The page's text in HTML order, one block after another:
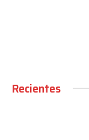
Recientes